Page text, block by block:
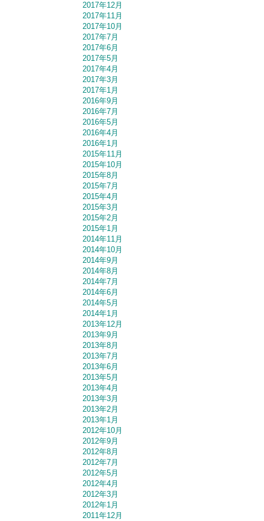
2017年12月
2017年11月
2017年10月
2017年7月
2017年6月
2017年5月
2017年4月
2017年3月
2017年1月
2016年9月
2016年7月
2016年5月
2016年4月
2016年1月
2015年11月
2015年10月
2015年8月
2015年7月
2015年4月
2015年3月
2015年2月
2015年1月
2014年11月
2014年10月
2014年9月
2014年8月
2014年7月
2014年6月
2014年5月
2014年1月
2013年12月
2013年9月
2013年8月
2013年7月
2013年6月
2013年5月
2013年4月
2013年3月
2013年2月
2013年1月
2012年10月
2012年9月
2012年8月
2012年7月
2012年5月
2012年4月
2012年3月
2012年1月
2011年12月